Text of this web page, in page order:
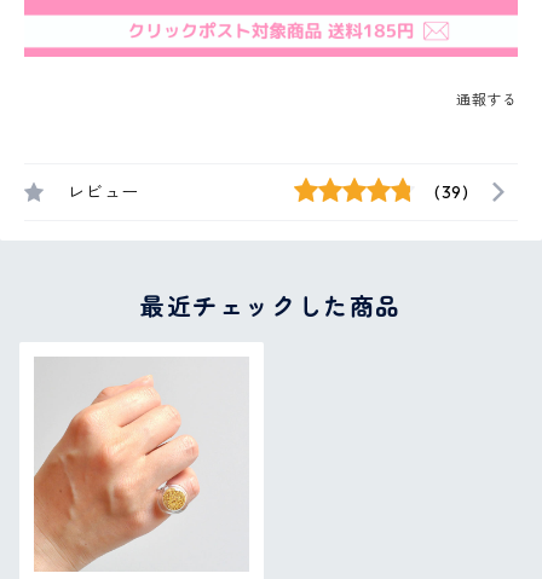
通報する
レビュー (39)
最近チェックした商品